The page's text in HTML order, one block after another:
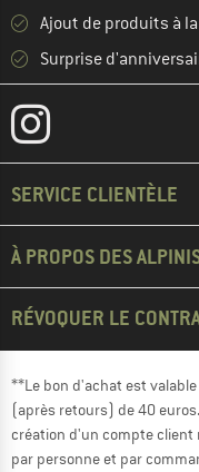
Ajout de produits à
Surprise
SERVICE CLIENTÈLE
À PROPOS DES
RÉVOQUER LE
**Le bon d'achat est
(après retours) de 40
création d'un compte
par personne et par